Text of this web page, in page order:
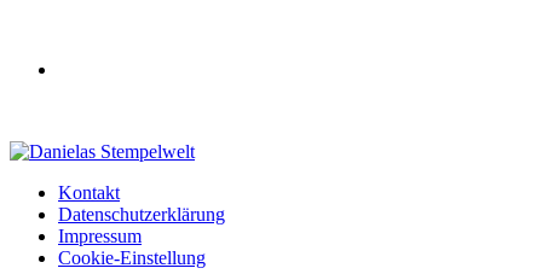
Kontakt
Datenschutzerklärung
Impressum
Cookie-Einstellung